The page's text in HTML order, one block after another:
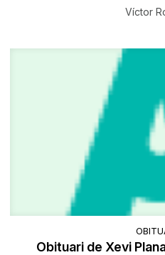
Víctor
Obituari de Xevi